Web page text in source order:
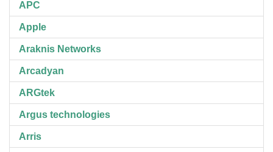
APC
Apple
Araknis Networks
Arcadyan
ARGtek
Argus technologies
Arris